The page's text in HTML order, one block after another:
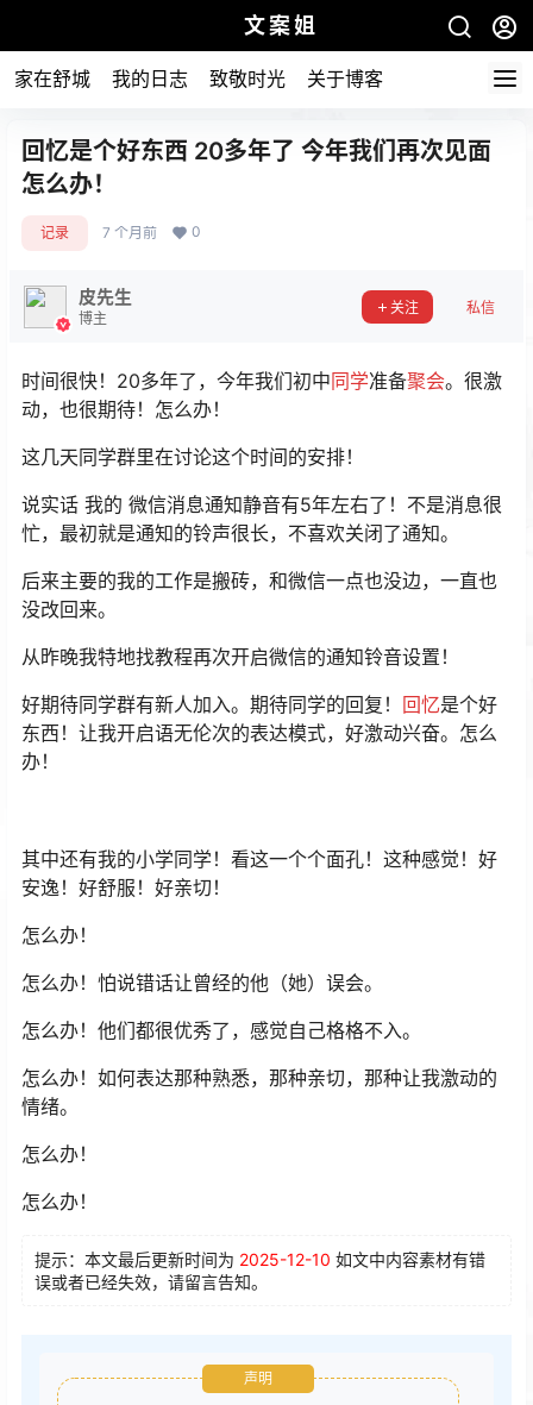
文案姐
家在舒城 我的日志 致敬时光 关于博客
回忆是个好东西 20多年了 今年我们再次见面
怎么办！
记录 7 个月前 0
皮先生
博主
关注 私信
时间很快！20多年了，今年我们初中同学准备聚会。很激
动，也很期待！怎么办！
这几天同学群里在讨论这个时间的安排！
说实话 我的 微信消息通知静音有5年左右了！不是消息很
忙，最初就是通知的铃声很长，不喜欢关闭了通知。
后来主要的我的工作是搬砖，和微信一点也没边，一直也
没改回来。
从昨晚我特地找教程再次开启微信的通知铃音设置！
好期待同学群有新人加入。期待同学的回复！ 回忆是个好
东西！让我开启语无伦次的表达模式，好激动兴奋。怎么
办！
其中还有我的小学同学！看这一个个面孔！这种感觉！好
安逸！好舒服！好亲切！
怎么办！
怎么办！怕说错话让曾经的他（她）误会。
怎么办！他们都很优秀了，感觉自己格格不入。
怎么办！如何表达那种熟悉，那种亲切，那种让我激动的
情绪。
怎么办！
怎么办！
提示：本文最后更新时间为 2025-12-10 如文中内容素材有错
误或者已经失效，请留言告知。
声明